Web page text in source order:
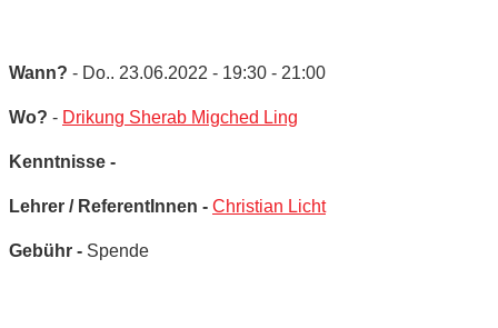
Wann? - Do.. 23.06.2022 - 19:30 - 21:00
Wo? - Drikung Sherab Migched Ling
Kenntnisse -
Lehrer / ReferentInnen - Christian Licht
Gebühr - Spende